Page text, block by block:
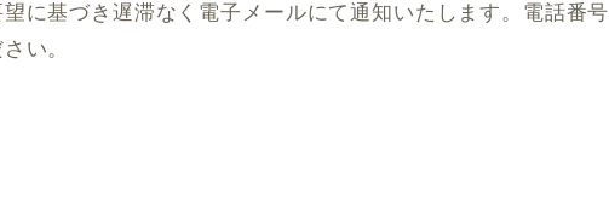
に基づき遅滞なく電子メールにて通知いたします。電話番号
い。